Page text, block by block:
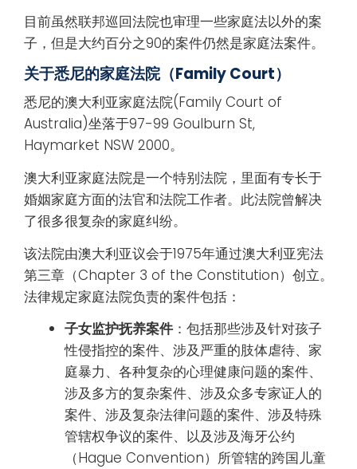
目前虽然联邦巡回法院也审理一些家庭法以外的案
子，但是大约百分之90的案件仍然是家庭法案件。
关于悉尼的家庭法院（Family Court）
悉尼的澳大利亚家庭法院(Family Court of
Australia)坐落于97-99 Goulburn St,
Haymarket NSW 2000。
澳大利亚家庭法院是一个特别法院，里面有专长于
婚姻家庭方面的法官和法院工作者。此法院曾解决
了很多很复杂的家庭纠纷。
该法院由澳大利亚议会于1975年通过澳大利亚宪法
第三章（Chapter 3 of the Constitution）创立。
法律规定家庭法院负责的案件包括：
子女监护抚养案件 ：包括那些涉及针对孩子
性侵指控的案件、涉及严重的肢体虐待、家
庭暴力、各种复杂的心理健康问题的案件、
涉及多方的复杂案件、涉及众多专家证人的
案件、涉及复杂法律问题的案件、涉及特殊
管辖权争议的案件、以及涉及海牙公约
（Hague Convention）所管辖的跨国儿童